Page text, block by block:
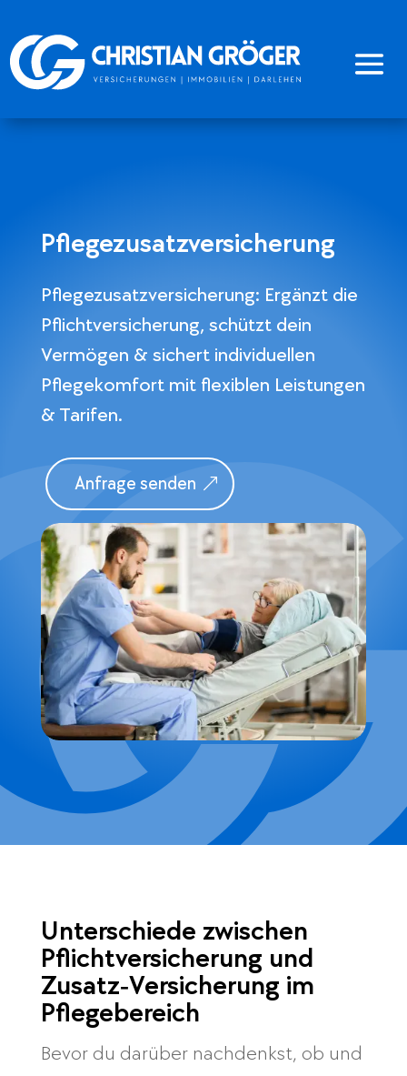
Pflegezusatzversicherung
Pflegezusatzversicherung: Ergänzt die
Pflichtversicherung, schützt dein
Vermögen & sichert individuellen
Pflegekomfort mit flexiblen Leistungen
& Tarifen.
Anfrage senden
Unterschiede zwischen
Pflichtversicherung und
Zusatz‑Versicherung im
Pflegebereich
Bevor du darüber nachdenkst, ob und